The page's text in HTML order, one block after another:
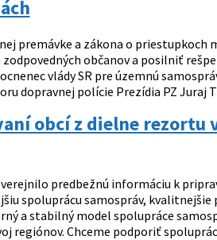
premávke a zákona o priestupkoch
občanov a posilniť
vlády SR pre územnú
dopravnej polície Prezídia PZ Juraj
obcí z dielne
predbežnú informáciu k
spoluprácu samospráv,
a stabilný model spolupráce
regiónov. Chceme podporiť